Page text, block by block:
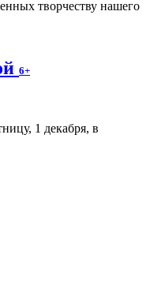
творчеству нашего
6+
1 декабря, в